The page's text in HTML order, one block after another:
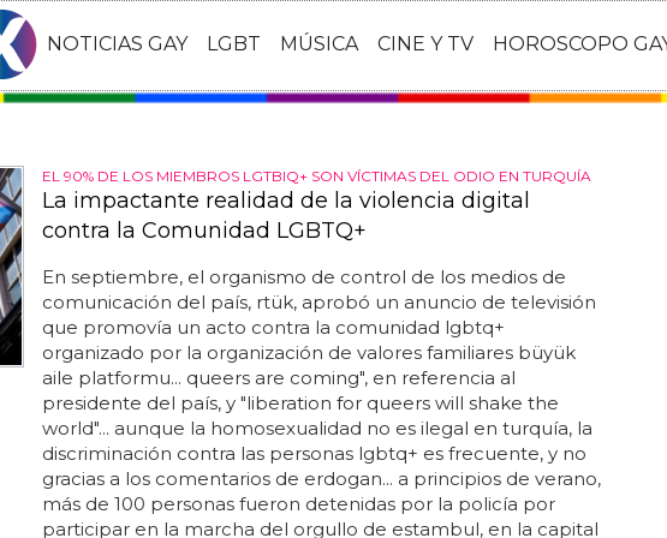
NOTICIAS GAY LGBT MÚSICA CINE Y TV HOROSCOPO
EL 90% DE LOS MIEMBROS LGTBIQ+ SON VÍCTIMAS DEL ODIO EN TURQUÍA
La impactante realidad de la violencia digital
contra la Comunidad LGBTQ+
En septiembre, el organismo de control de los medios de
comunicación del país, rtük, aprobó un anuncio de televisión
que promovía un acto contra la comunidad lgbtq+
organizado por la organización de valores familiares büyük
aile platformu... queers are coming", en referencia al
presidente del país, y "liberation for queers will shake the
world"... aunque la homosexualidad no es ilegal en turquía, la
discriminación contra las personas lgbtq+ es frecuente, y no
gracias a los comentarios de erdogan... a principios de verano,
más de 100 personas fueron detenidas por la policía por
participar en la marcha del orgullo de estambul, en la capital